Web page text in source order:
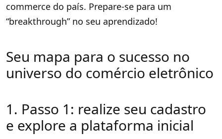
commerce do país. Prepare-se para um
“breakthrough” no seu aprendizado!
Seu mapa para o sucesso no
universo do comércio eletrônico
1. Passo 1: realize seu cadastro
e explore a plataforma inicial